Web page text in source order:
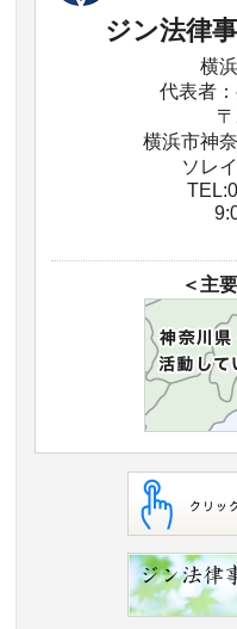
ジン法律
横
代表者
横浜市神
ソレ
＜主